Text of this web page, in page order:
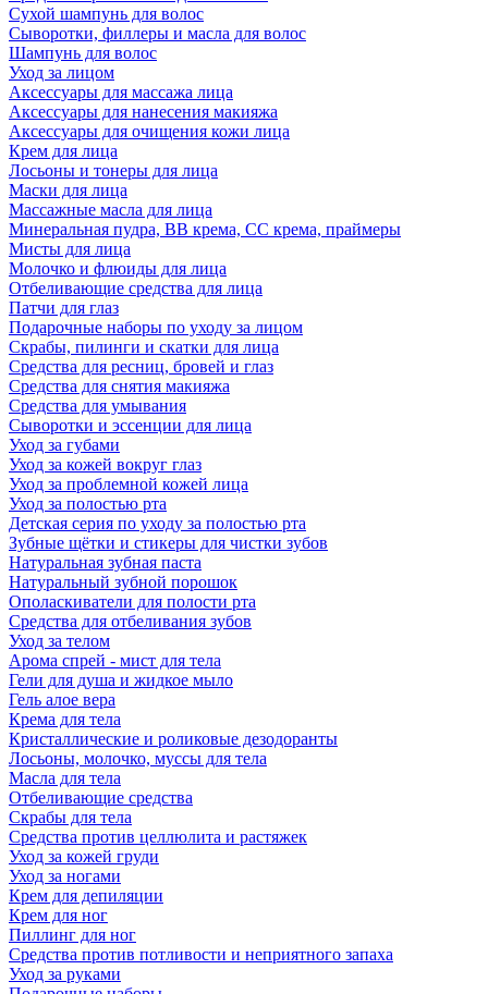
Сухой шампунь для волос
Сыворотки, филлеры и масла для волос
Шампунь для волос
Уход за лицом
Аксессуары для массажа лица
Аксессуары для нанесения макияжа
Аксессуары для очищения кожи лица
Крем для лица
Лосьоны и тонеры для лица
Маски для лица
Массажные масла для лица
Минеральная пудра, BB крема, СС крема, праймеры
Мисты для лица
Молочко и флюиды для лица
Отбеливающие средства для лица
Патчи для глаз
Подарочные наборы по уходу за лицом
Скрабы, пилинги и скатки для лица
Средства для ресниц, бровей и глаз
Средства для снятия макияжа
Средства для умывания
Сыворотки и эссенции для лица
Уход за губами
Уход за кожей вокруг глаз
Уход за проблемной кожей лица
Уход за полостью рта
Детская серия по уходу за полостью рта
Зубные щётки и стикеры для чистки зубов
Натуральная зубная паста
Натуральный зубной порошок
Ополаскиватели для полости рта
Средства для отбеливания зубов
Уход за телом
Арома спрей - мист для тела
Гели для душа и жидкое мыло
Гель алое вера
Крема для тела
Кристаллические и роликовые дезодоранты
Лосьоны, молочко, муссы для тела
Масла для тела
Отбеливающие средства
Скрабы для тела
Средства против целлюлита и растяжек
Уход за кожей груди
Уход за ногами
Крем для депиляции
Крем для ног
Пиллинг для ног
Средства против потливости и неприятного запаха
Уход за руками